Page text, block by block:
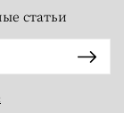
статьи